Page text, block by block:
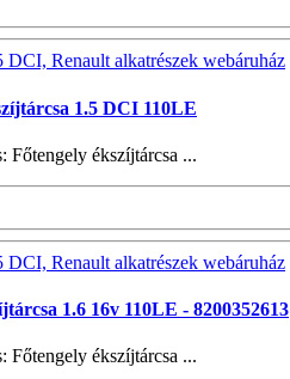
1.5 DCI 110LE
Főtengely ékszíjtárcsa ...
1.6 16v 110LE - 8200352613
Főtengely ékszíjtárcsa ...